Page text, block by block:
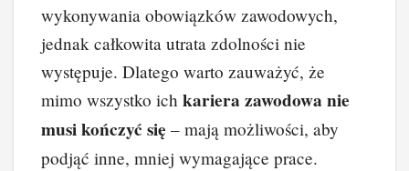
wykonywania obowiązków zawodowych,
jednak całkowita utrata zdolności nie
występuje. Dlatego warto zauważyć, że
mimo wszystko ich kariera zawodowa nie
musi kończyć się – mają możliwości, aby
podjąć inne, mniej wymagające prace.